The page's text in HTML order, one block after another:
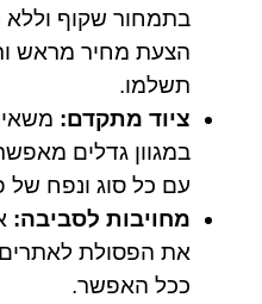
בתמחור שקוף
הצעת מחיר מראש
תשלמו.
ציוד מתקדם:
במגוון גדלים
עם כל סוג ונפח של
מחויבות לסביבה:
את הפסולת
ככל האפשר.